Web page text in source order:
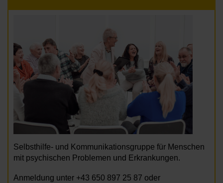
Selbsthilfe- und Kommunikationsgruppe für Menschen
mit psychischen Problemen und Erkrankungen.
Anmeldung unter +43 650 897 25 87 oder